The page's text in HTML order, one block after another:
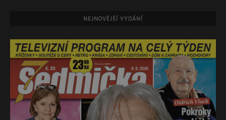
NEJNOVĚJŠÍ VYDÁNÍ